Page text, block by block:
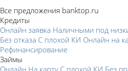
Все предложения banktop.ru
Кредиты
Онлайн заявка Наличными под
Без отказа С плохой КИ Онлайн на
Рефинансирование
Займы